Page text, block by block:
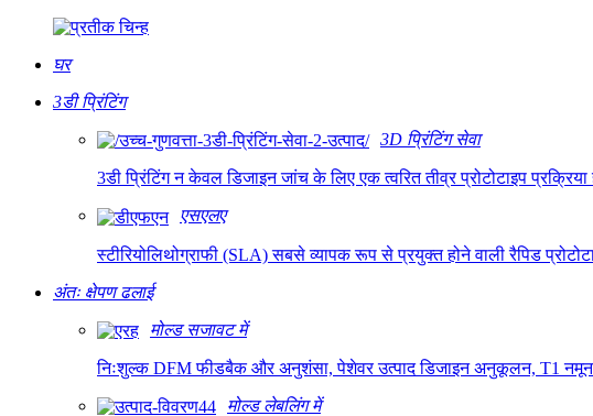
घर
3डी प्रिंटिंग
3D प्रिंटिंग सेवा
3डी प्रिंटिंग न केवल डिजाइन जांच के लिए एक त्वरित तीव्र प्रोटोटाइप
एसएलए
स्टीरियोलिथोग्राफी (SLA) सबसे व्यापक रूप से प्रयुक्त होने वाली रैपिड
अंतः क्षेपण ढलाई
मोल्ड सजावट में
निःशुल्क DFM फीडबैक और अनुशंसा, पेशेवर उत्पाद डिजाइन अनुकूलन, T1 नमूना,
मोल्ड लेबलिंग में